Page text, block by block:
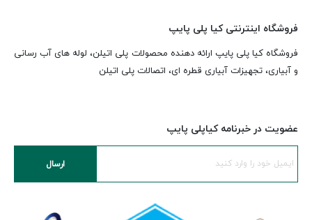
فروشگاه اینترنتی کیا پلی پایپ
فروشگاه کیا پلی پایپ ارائه دهنده محصولات پلی اتیلن، لوله های آب رسانی
و آبیاری، تجهیزات آبیاری قطره ای، اتصالات پلی اتیلن
عضویت در خبرنامه کیاپلی پایپ